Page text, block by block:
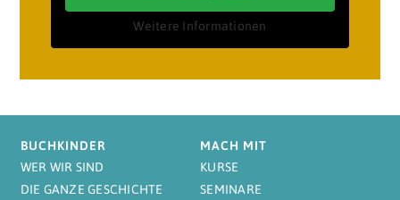
Weitere Informationen
BUCHKINDER
WER WIR SIND
DIE GANZE GESCHICHTE
MACH MIT
KURSE
SEMINARE